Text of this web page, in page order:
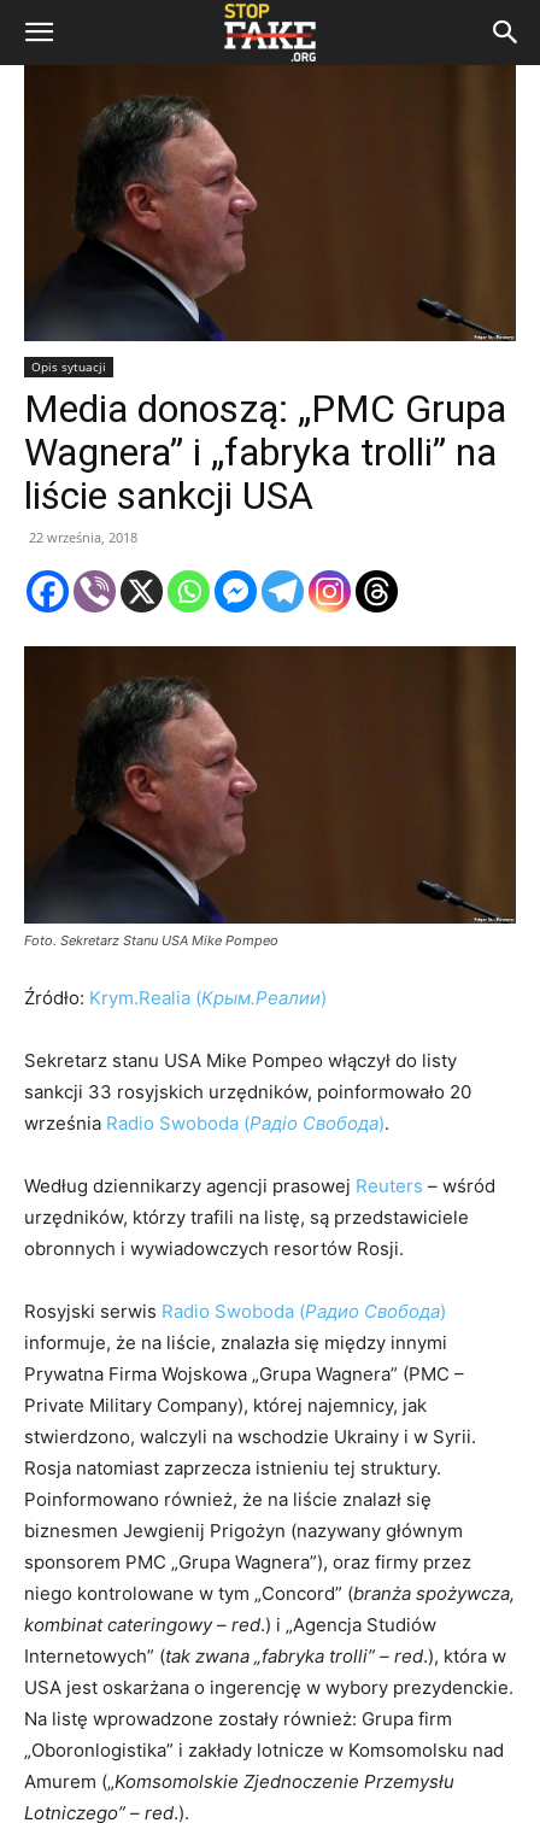
Opis sytuacji
Media donoszą: „PMC Grupa
Wagnera” i „fabryka trolli” na
liście sankcji USA
22 września, 2018
Foto. Sekretarz Stanu USA Mike Pompeo
Źródło: Krym.Realia (Крым.Реалии)
Sekretarz stanu USA Mike Pompeo włączył do listy
sankcji 33 rosyjskich urzędników, poinformowało 20
września Radio Swoboda (Радіо Свобода).
Według dziennikarzy agencji prasowej Reuters – wśród
urzędników, którzy trafili na listę, są przedstawiciele
obronnych i wywiadowczych resortów Rosji.
Rosyjski serwis Radio Swoboda (Радио Свобода)
informuje, że na liście, znalazła się między innymi
Prywatna Firma Wojskowa „Grupa Wagnera” (PMC –
Private Military Company), której najemnicy, jak
stwierdzono, walczyli na wschodzie Ukrainy i w Syrii.
Rosja natomiast zaprzecza istnieniu tej struktury.
Poinformowano również, że na liście znalazł się
biznesmen Jewgienij Prigożyn (nazywany głównym
sponsorem PMC „Grupa Wagnera”), oraz firmy przez
niego kontrolowane w tym „Concord” (branża spożywcza,
kombinat cateringowy – red.) i „Agencja Studiów
Internetowych” (tak zwana „fabryka trolli” – red.), która w
USA jest oskarżana o ingerencję w wybory prezydenckie.
Na listę wprowadzone zostały również: Grupa firm
„Oboronlogistika” i zakłady lotnicze w Komsomolsku nad
Amurem („Komsomolskie Zjednoczenie Przemysłu
Lotniczego” – red.).